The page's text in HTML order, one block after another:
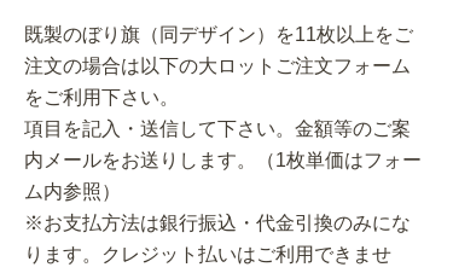
既製のぼり旗（同デザイン）を11枚以上をご
注文の場合は以下の大ロットご注文フォーム
をご利用下さい。
項目を記入・送信して下さい。金額等のご案
内メールをお送りします。（1枚単価はフォー
ム内参照）
※お支払方法は銀行振込・代金引換のみにな
ります。クレジット払いはご利用できませ